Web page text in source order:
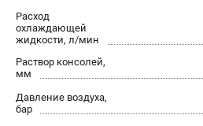
Как правильно выбрать генератор?
Как выбрать сварочный аппарат?
Аппараты контактной сварки
Расход
охлаждающей
жидкости, л/мин
Раствор консолей,
мм
Давление воздуха,
бар